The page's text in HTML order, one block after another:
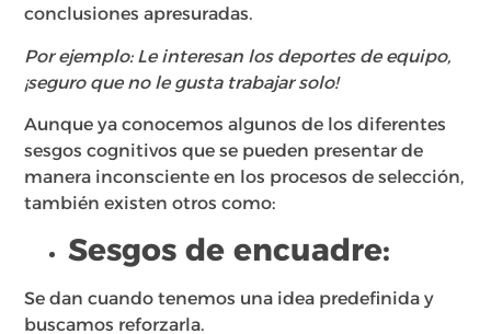
conclusiones apresuradas.
Por ejemplo: Le interesan los deportes de equipo,
¡seguro que no le gusta trabajar solo!
Aunque ya conocemos algunos de los diferentes
sesgos cognitivos que se pueden presentar de
manera inconsciente en los procesos de selección,
también existen otros como:
Sesgos de encuadre​:
Se dan cuando tenemos una idea predefinida y
buscamos reforzarla.​